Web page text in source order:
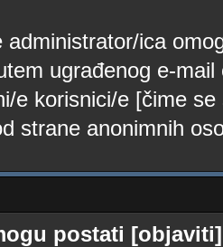
administrator/ica
ugrađenog e-
e korisnici/e [čime
strane anonimnih
postati